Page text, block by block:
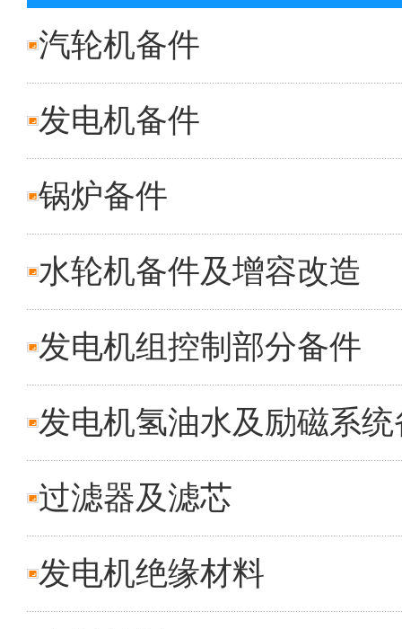
汽轮机备件
发电机备件
锅炉备件
水轮机备件及增容改造
发电机组控制部分备件
发电机氢油水及励磁系统
过滤器及滤芯
发电机绝缘材料